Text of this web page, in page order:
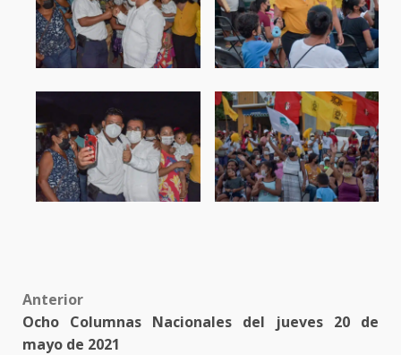
Post
navigation
Anterior
Ocho Columnas Nacionales del jueves 20 de
mayo de 2021